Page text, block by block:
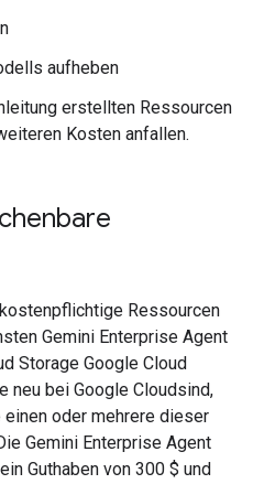
aufheben
erstellten Ressourcen
Kosten anfallen.
Ressourcen
Gemini Enterprise Agent
Storage Google Cloud
neu bei Google Cloudsind,
oder mehrere dieser
Gemini Enterprise Agent
Guthaben von 300 $ und